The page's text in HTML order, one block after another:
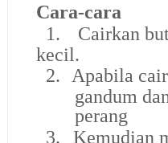
Cara-cara
1.
Cairkan
kecil.
2.
Apabila
gandum
perang
3.
Kemudian